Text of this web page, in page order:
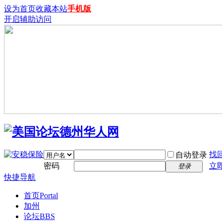
设为首页收藏本站手机版
开启辅助访问
自动登录 找
密码
登录
立
快捷导航
首页Portal
加州
论坛BBS